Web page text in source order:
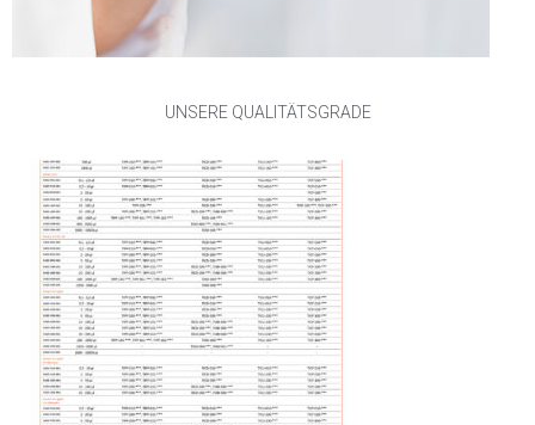
UNSERE QUALITÄTSGRADE